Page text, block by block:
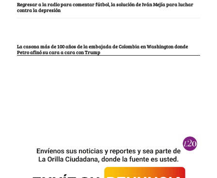
Regresar a la radio para comentar fútbol, la solución de Iván Mejía para luchar
contra la depresión
La casona más de 100 años de la embajada de Colombia en Washington donde
Petro afinó su cara a cara con Trump